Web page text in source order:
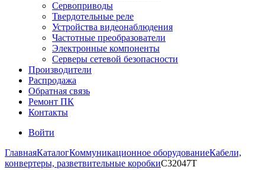
Сервоприводы
Твердотельные реле
Устройства видеонаблюдения
Частотные преобразователи
Электронные компоненты
Серверы сетевой безопасности
Производители
Распродажа
Обратная связь
Ремонт ПК
Контакты
Войти
ГлавнаяКаталогКоммуникационное оборудованиеКабели,
конвертеры, разветвительные коробкиC32047T